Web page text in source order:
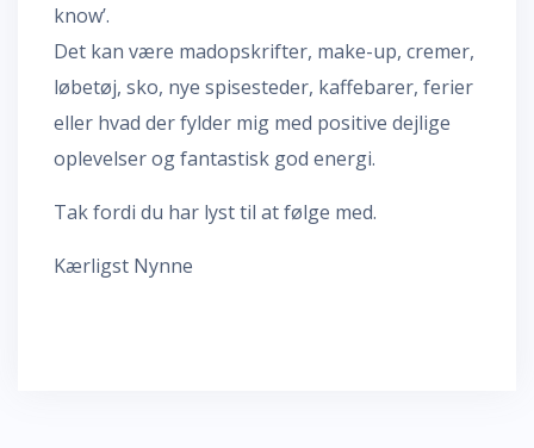
know’.
Det kan være madopskrifter, make-up, cremer,
løbetøj, sko, nye spisesteder, kaffebarer, ferier
eller hvad der fylder mig med positive dejlige
oplevelser og fantastisk god energi.
Tak fordi du har lyst til at følge med.
Kærligst Nynne